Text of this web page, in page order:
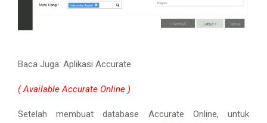
Baca Juga: Aplikasi Accurate
( Available Accurate Online )
Setelah membuat database Accurate Online, untuk